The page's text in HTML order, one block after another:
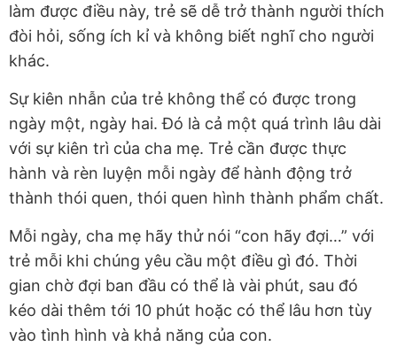
làm được điều này, trẻ sẽ dễ trở thành người thích
đòi hỏi, sống ích kỉ và không biết nghĩ cho người
khác.
Sự kiên nhẫn của trẻ không thể có được trong
ngày một, ngày hai. Đó là cả một quá trình lâu dài
với sự kiên trì của cha mẹ. Trẻ cần được thực
hành và rèn luyện mỗi ngày để hành động trở
thành thói quen, thói quen hình thành phẩm chất.
Mỗi ngày, cha mẹ hãy thử nói “con hãy đợi…” với
trẻ mỗi khi chúng yêu cầu một điều gì đó. Thời
gian chờ đợi ban đầu có thể là vài phút, sau đó
kéo dài thêm tới 10 phút hoặc có thể lâu hơn tùy
vào tình hình và khả năng của con.